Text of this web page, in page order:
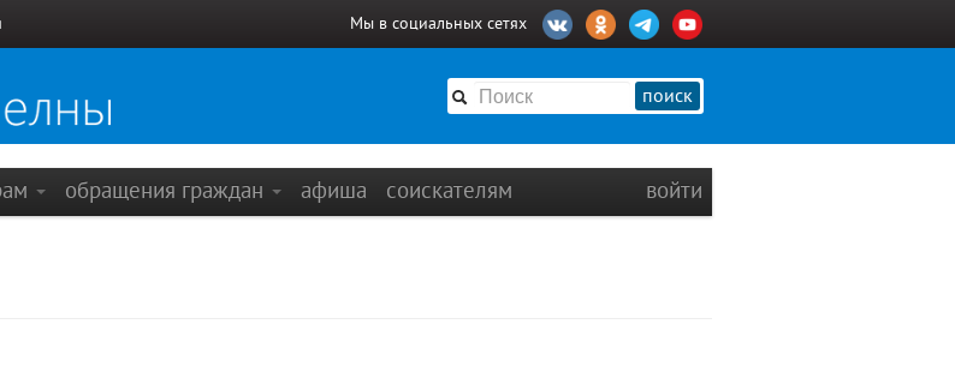
Мы в социальных сетях
поиск
обращения граждан афиша соискателям войти